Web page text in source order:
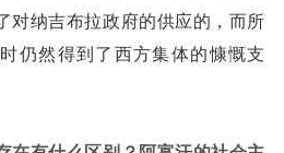
对纳吉布拉政府的供应的，而所
仍然得到了西方集体的慷慨支